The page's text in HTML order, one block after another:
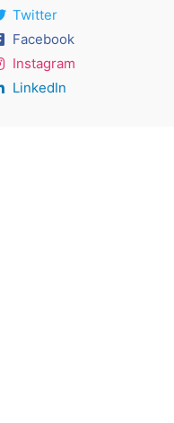
Twitter
Facebook
Instagram
LinkedIn